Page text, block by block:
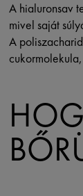
A hialuronsav
mivel saját
A